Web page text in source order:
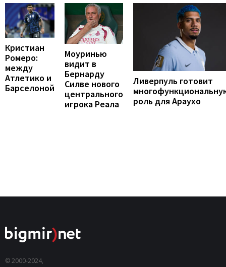
Кристиан
Ромеро:
между
Атлетико и
Барселоной
Моуринью
видит в
Бернарду
Силве нового
центрального
игрока Реала
Ливерпуль готовит
роль для Араухо
© 2000-2024,